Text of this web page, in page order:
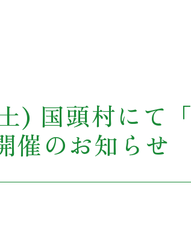
) 国頭村にて
催のお知らせ